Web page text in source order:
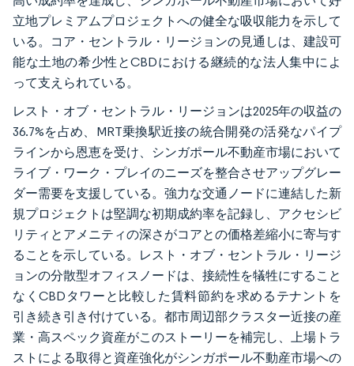
立地プレミアムプロジェクトへの健全な吸収能力を示して
いる。コア・セントラル・リージョンの見通しは、建設可
能な土地の希少性とCBDにおける継続的な法人集中によ
って支えられている。
レスト・オブ・セントラル・リージョンは2025年の収益の
36.7%を占め、MRT乗換駅近接の統合開発の活発なパイプ
ラインから恩恵を受け、シンガポール不動産市場において
ライブ・ワーク・プレイのニーズを整合させアップグレー
ダー需要を支援している。強力な交通ノードに連結した新
規プロジェクトは堅調な初期成約率を記録し、アクセシビ
リティとアメニティの深さがコアとの価格差縮小に寄与す
ることを示している。レスト・オブ・セントラル・リージ
ョンの分散型オフィスノードは、接続性を犠牲にすること
なくCBDタワーと比較した賃料節約を求めるテナントを
引き続き引き付けている。都市周辺部クラスター近接の産
業・高スペック資産がこのストーリーを補完し、上場トラ
ストによる取得と資産強化がシンガポール不動産市場への